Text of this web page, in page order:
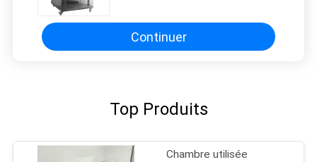
Continuer
Top Produits
Chambre utilisée